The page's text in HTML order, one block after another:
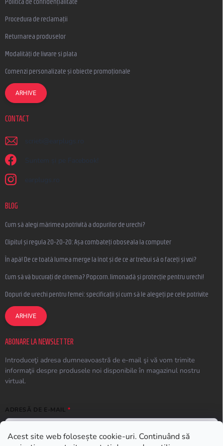
Acest site web folosește cookie-uri. Continuând să
Procedura de reclamații
Returnarea produselor
Modalități de livrare si plata
Comenzi personalizate și obiecte promoționale
ARHIVE
CONTACT
scrieti @ earplugs.ro
Suntem și pe Facebook!
earplugs.ro
BLOG
Cum să alegi mărimea potrivită a dopurilor de urechi?
Clipitul și regula 20-20-20: Așa combateți oboseala la computer
În apă! De ce toată lumea merge la înot și de ce ar trebui să o faceți și voi?
Cum să vă bucurați de cinema? Popcorn, limonadă și protecție pentru urechi!
Dopuri de urechi pentru femei: specificații și cum să le alegeți pe cele potrivite
ARHIVE
ABONARE LA NEWSLETTER
Introduceţi adresa dumneavoastră de e-mail şi vă vom trimite
informaţii despre produsele noi disponibile în magazinul nostru
virtual.
ADRESĂ DE E-MAIL